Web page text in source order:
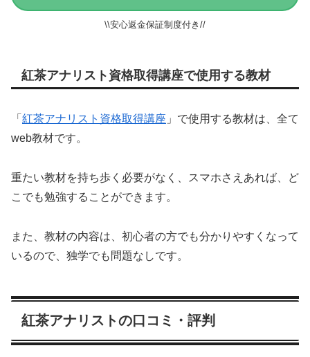
\\安心返金保証制度付き//
紅茶アナリスト資格取得講座で使用する教材
「 紅茶アナリスト資格取得講座 」で使用する教材は、全て
web教材です。
重たい教材を持ち歩く必要がなく、スマホさえあれば、ど
こでも勉強することができます。
また、教材の内容は、初心者の方でも分かりやすくなって
いるので、独学でも問題なしです。
紅茶アナリストの口コミ・評判